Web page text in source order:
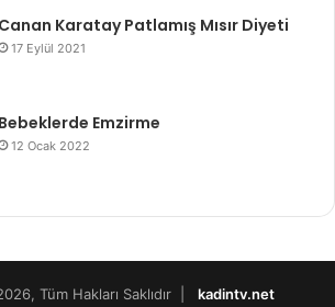
Canan Karatay Patlamış Mısır Diyeti
17 Eylül 2021
Bebeklerde Emzirme
12 Ocak 2022
Tüm Hakları Saklıdır | kadintv.net